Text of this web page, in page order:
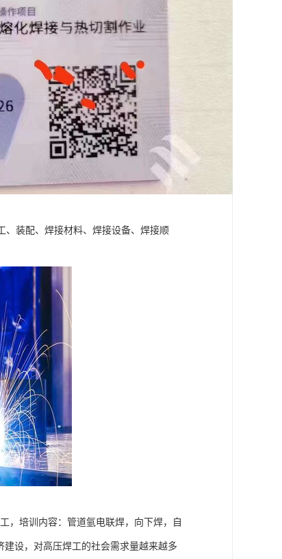
、装配、焊接材料、焊接设备、焊接顺
，培训内容：管道氩电联焊，向下焊，自
设，对高压焊工的社会需求量越来越多